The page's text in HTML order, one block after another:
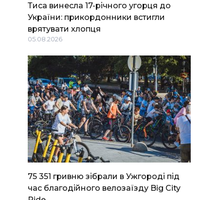
Тиса винесла 17-річного угорця до
України: прикордонники встигли
врятувати хлопця
05.08.2026
75 351 гривню зібрали в Ужгороді під
час благодійного велозаїзду Big Сity